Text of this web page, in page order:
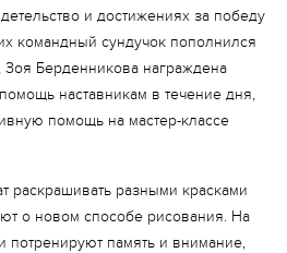
6 фото
и достижениях за победу
командный сундучок пополнился
Берденникова награждена
наставникам в течение дня,
помощь на мастер-классе
раскрашивать разными красками
о новом способе рисования. На
потренируют память и внимание,